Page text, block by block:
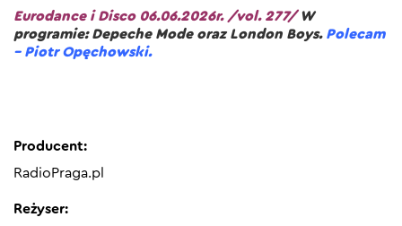
Eurodance i Disco 06.06.2026r. /vol. 277/ W
programie: Depeche Mode oraz London Boys. Polecam
– Piotr Opęchowski.
Producent:
RadioPraga.pl
Reżyser: